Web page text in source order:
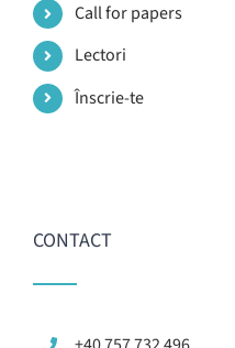
Call for papers
Lectori
Înscrie-te
CONTACT